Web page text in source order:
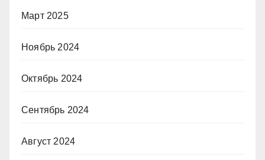
Март 2025
Ноябрь 2024
Октябрь 2024
Сентябрь 2024
Август 2024